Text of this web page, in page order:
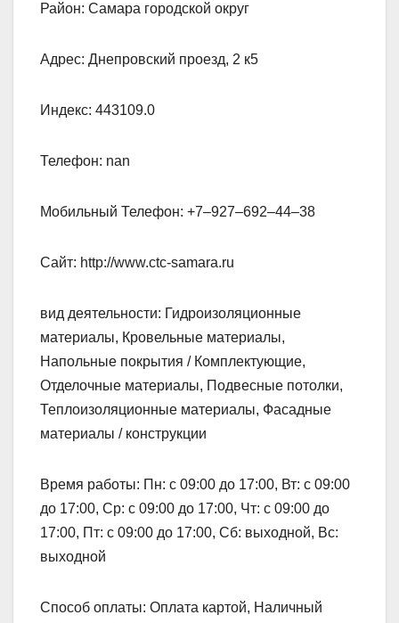
Район: Самара городской округ
Адрес: Днепровский проезд, 2 к5
Индекс: 443109.0
Телефон: nan
Мобильный Телефон: +7‒927‒692‒44‒38
Сайт: http://www.ctc-samara.ru
вид деятельности: Гидроизоляционные
материалы, Кровельные материалы,
Напольные покрытия / Комплектующие,
Отделочные материалы, Подвесные потолки,
Теплоизоляционные материалы, Фасадные
материалы / конструкции
Время работы: Пн: с 09:00 до 17:00, Вт: с 09:00
до 17:00, Ср: с 09:00 до 17:00, Чт: с 09:00 до
17:00, Пт: с 09:00 до 17:00, Сб: выходной, Вс:
выходной
Способ оплаты: Оплата картой, Наличный